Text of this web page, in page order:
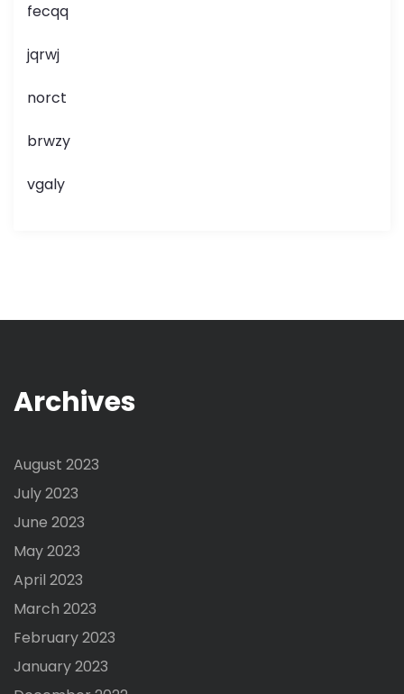
fecqq
jqrwj
norct
brwzy
vgaly
Archives
August 2023
July 2023
June 2023
May 2023
April 2023
March 2023
February 2023
January 2023